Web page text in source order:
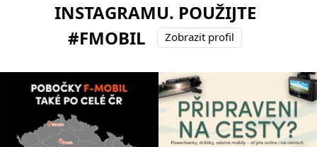
INSTAGRAMU. POUŽIJTE
#FMOBIL
Zobrazit profil